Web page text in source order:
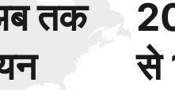
तक
से